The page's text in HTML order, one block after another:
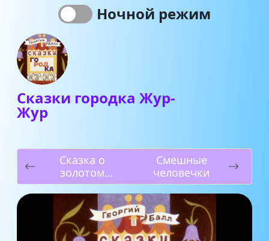
Ночной режим
Сказки городка Жур-
Жур
Сказка о
золотом
петушке
Смешные
человечки